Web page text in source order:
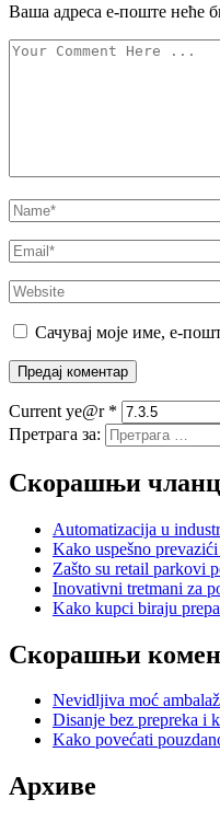
Ваша адреса е-поште неће
Сачувај моје име, е-
Current ye@r *
Претрага за:
Скорашњи
Automatizacija u
Kako uspešno
Zašto su retail parkovi
Inovativni tretmani za
Kako kupci biraju
Скорашњи
Nevidljiva moć
Disanje bez prepreka i
Kako povećati
Архиве